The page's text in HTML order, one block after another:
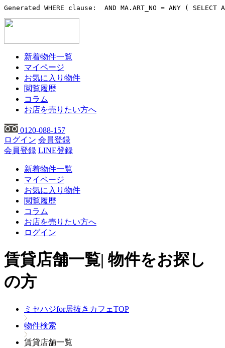
Generated WHERE clause:  AND MA.ART_NO = ANY ( SELECT
新着物件一覧
マイページ
お気に入り物件
閲覧履歴
コラム
お店を売りたい方へ
0120-088-157
ログイン 会員登録
会員登録 LINE登録
新着物件一覧
マイページ
お気に入り物件
閲覧履歴
コラム
お店を売りたい方へ
ログイン
賃貸店舗一覧| 物件をお探し
の方
ミセハジfor居抜きカフェTOP
物件検索
賃貸店舗一覧